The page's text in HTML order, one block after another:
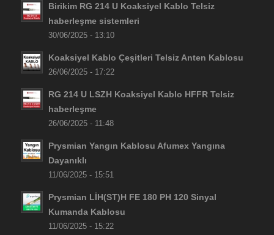
Birikim RG 214 U Koaksiyel Kablo Telsiz
haberleşme sistemleri
30/06/2025 - 13:10
Koaksiyel Kablo Çeşitleri Telsiz Anten Kablosu
26/06/2025 - 17:22
RG 214 U LSZH Koaksiyel Kablo HFFR Telsiz
haberleşme
26/06/2025 - 11:48
Prysmian Yangın Kablosu Afumex Yangına
Dayanıklı
11/06/2025 - 15:51
Prysmian LİH(ST)H FE 180 PH 120 Sinyal
Kumanda Kablosu
11/06/2025 - 15:22